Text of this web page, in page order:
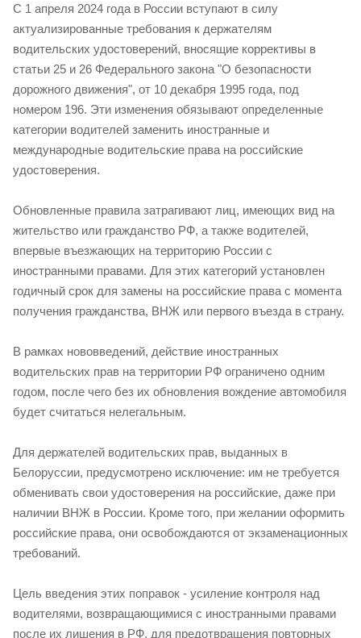
С 1 апреля 2024 года в России вступают в силу
актуализированные требования к держателям
водительских удостоверений, вносящие коррективы в
статьи 25 и 26 Федерального закона "О безопасности
дорожного движения", от 10 декабря 1995 года, под
номером 196. Эти изменения обязывают определенные
категории водителей заменить иностранные и
международные водительские права на российские
удостоверения.
Обновленные правила затрагивают лиц, имеющих вид на
жительство или гражданство РФ, а также водителей,
впервые въезжающих на территорию России с
иностранными правами. Для этих категорий установлен
годичный срок для замены на российские права с момента
получения гражданства, ВНЖ или первого въезда в страну.
В рамках нововведений, действие иностранных
водительских прав на территории РФ ограничено одним
годом, после чего без их обновления вождение автомобиля
будет считаться нелегальным.
Для держателей водительских прав, выданных в
Белоруссии, предусмотрено исключение: им не требуется
обменивать свои удостоверения на российские, даже при
наличии ВНЖ в России. Кроме того, при желании оформить
российские права, они освобождаются от экзаменационных
требований.
Цель введения этих поправок - усиление контроля над
водителями, возвращающимися с иностранными правами
после их лишения в РФ, для предотвращения повторных